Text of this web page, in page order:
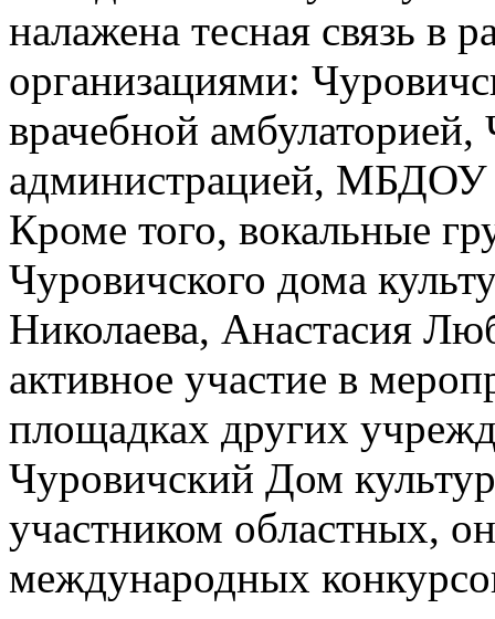
налажена тесная связь в
организациями:
врачебной амбулаторией,
администрацией,
Кроме того, вокальные
Чуровичского дома
Николаева, Анастасия
активное участие в
площадках других
Чуровичский Дом
участником областных,
международных